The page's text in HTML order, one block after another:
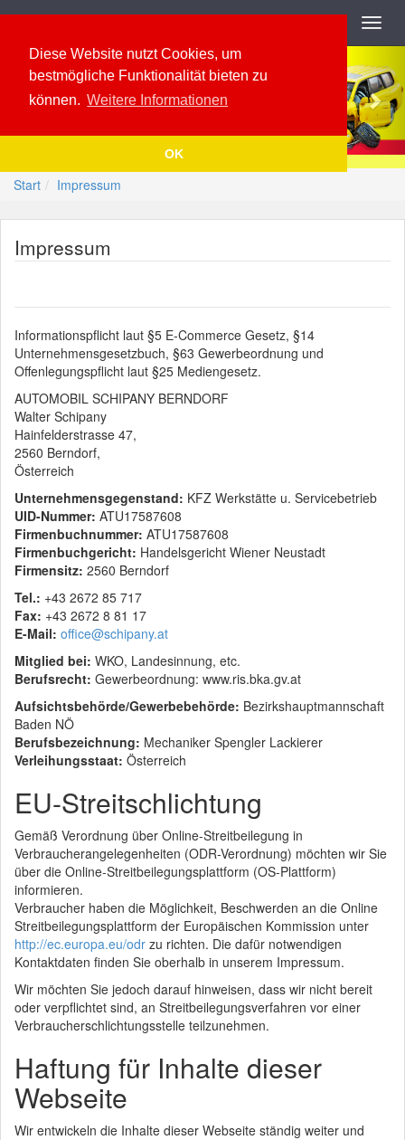
Diese Website nutzt Cookies, um
bestmögliche Funktionalität bieten zu
können. Weitere Informationen
OK
Navigation
Previous
Start Impressum
Impressum
Informationspflicht laut §5 E-Commerce Gesetz, §14
Unternehmensgesetzbuch, §63 Gewerbeordnung und
Offenlegungspflicht laut §25 Mediengesetz.
AUTOMOBIL SCHIPANY BERNDORF
Walter Schipany
Hainfelderstrasse 47,
2560 Berndorf,
Österreich
Unternehmensgegenstand: KFZ Werkstätte u. Servicebetrieb
UID-Nummer: ATU17587608
Firmenbuchnummer: ATU17587608
Firmenbuchgericht: Handelsgericht Wiener Neustadt
Firmensitz: 2560 Berndorf
Tel.: +43 2672 85 717
Fax: +43 2672 8 81 17
E-Mail: office@schipany.at
Mitglied bei: WKO, Landesinnung, etc.
Berufsrecht: Gewerbeordnung: www.ris.bka.gv.at
Aufsichtsbehörde/Gewerbebehörde: Bezirkshauptmannschaft
Baden NÖ
Berufsbezeichnung: Mechaniker Spengler Lackierer
Verleihungsstaat: Österreich
EU-Streitschlichtung
Gemäß Verordnung über Online-Streitbeilegung in
Verbraucherangelegenheiten (ODR-Verordnung) möchten wir Sie
über die Online-Streitbeilegungsplattform (OS-Plattform)
informieren.
Verbraucher haben die Möglichkeit, Beschwerden an die Online
Streitbeilegungsplattform der Europäischen Kommission unter
http://ec.europa.eu/odr zu richten. Die dafür notwendigen
Kontaktdaten finden Sie oberhalb in unserem Impressum.
Wir möchten Sie jedoch darauf hinweisen, dass wir nicht bereit
oder verpflichtet sind, an Streitbeilegungsverfahren vor einer
Verbraucherschlichtungsstelle teilzunehmen.
Haftung für Inhalte dieser
Webseite
Wir entwickeln die Inhalte dieser Webseite ständig weiter und